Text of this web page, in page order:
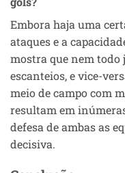
Embora haja uma
ataques e a
mostra que nem
escanteios, e vice-
meio de campo com
resultam em
defesa de ambas as
decisiva.